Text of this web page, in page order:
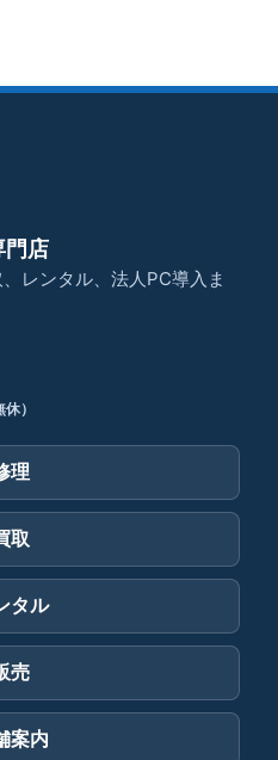
門店
レンタル、法人PC導入ま
）
理
取
タル
売
案内